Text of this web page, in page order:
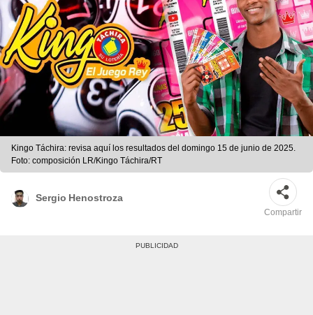
Kingo Táchira: revisa aquí los resultados del domingo 15 de junio de 2025.
Foto: composición LR/Kingo Táchira/RT
Sergio Henostroza
Compartir